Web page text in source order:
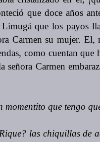
que doce años
que los payos
Carmen su mujer.
como cuentan que
señora Carmen
que tengo
las chiquillas de